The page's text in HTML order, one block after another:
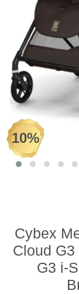
Posteljine,
Odeća i obuća
Igračke za
AKCIJA
Prodavnica
10%
Cybex
Cloud
G3 i-